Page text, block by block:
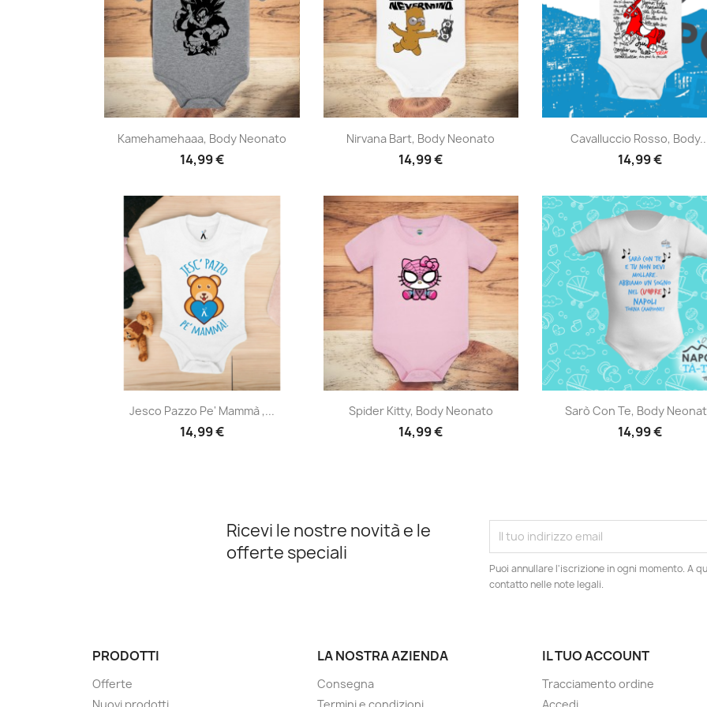
Anteprima
Kamehamehaaa, Body Neonato
14,99 €
Anteprima
Nirvana Bart, Body Neonato
14,99 €
Anteprima
Cavalluccio Rosso, Body...
14,99 €
Anteprima
Jesco Pazzo Pe' Mammà ,...
14,99 €
Anteprima
Spider Kitty, Body Neonato
14,99 €
Anteprima
Sarò Con Te, Body
14,99 €
Ricevi le nostre novità e le
offerte speciali
Puoi annullare l'iscrizione in ogni momento. A
contatto nelle note legali.
PRODOTTI
Offerte
Nuovi prodotti
LA NOSTRA AZIENDA
Consegna
Termini e condizioni
IL TUO ACCOUNT
Tracciamento ordine
Accedi